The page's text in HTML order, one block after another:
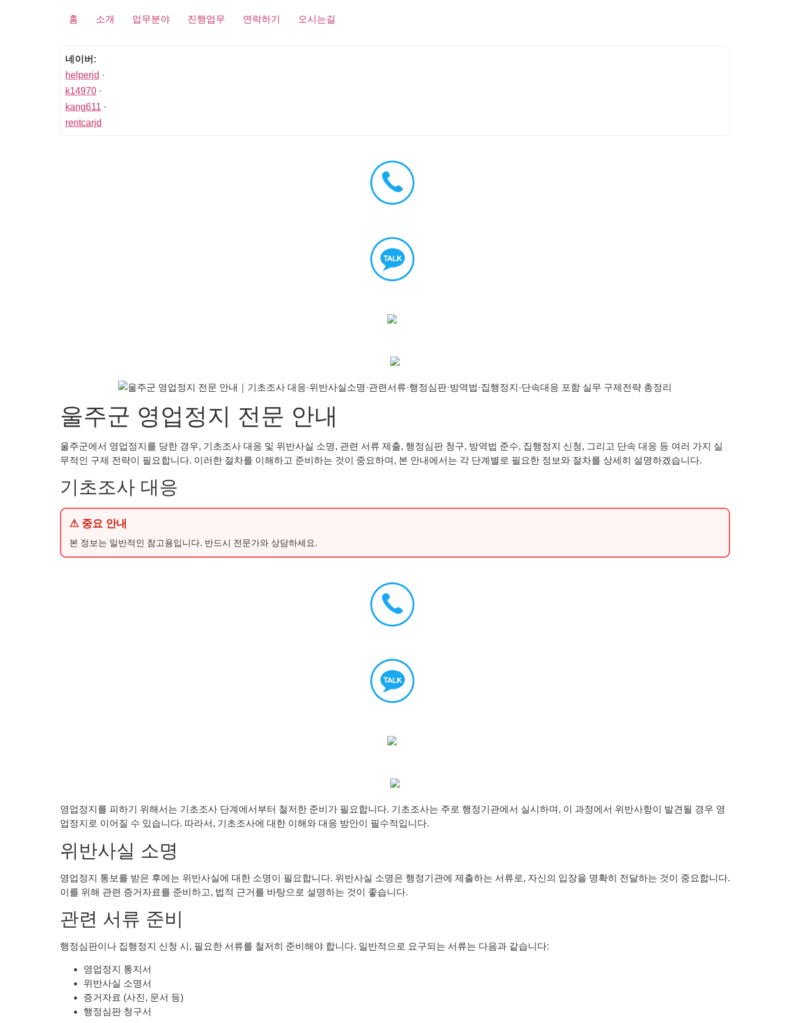
홈 소개 업무분야 진행업무 연락하기 오시는길
네이버:
helperjd ·
k14970 ·
kang611 ·
rentcarjd
울주군 영업정지 전문 안내
울주군에서 영업정지를 당한 경우, 기초조사 대응 및 위반사실 소명, 관련 서류 제출, 행정심판 청구, 방역법 준수, 집행정지 신청, 그리고 단속 대응 등 여러 가지 실
무적인 구제 전략이 필요합니다. 이러한 절차를 이해하고 준비하는 것이 중요하며, 본 안내에서는 각 단계별로 필요한 정보와 절차를 상세히 설명하겠습니다.
기초조사 대응
⚠ 중요 안내
본 정보는 일반적인 참고용입니다. 반드시 전문가와 상담하세요.
영업정지를 피하기 위해서는 기초조사 단계에서부터 철저한 준비가 필요합니다. 기초조사는 주로 행정기관에서 실시하며, 이 과정에서 위반사항이 발견될 경우 영
업정지로 이어질 수 있습니다. 따라서, 기초조사에 대한 이해와 대응 방안이 필수적입니다.
위반사실 소명
영업정지 통보를 받은 후에는 위반사실에 대한 소명이 필요합니다. 위반사실 소명은 행정기관에 제출하는 서류로, 자신의 입장을 명확히 전달하는 것이 중요합니다.
이를 위해 관련 증거자료를 준비하고, 법적 근거를 바탕으로 설명하는 것이 좋습니다.
관련 서류 준비
행정심판이나 집행정지 신청 시, 필요한 서류를 철저히 준비해야 합니다. 일반적으로 요구되는 서류는 다음과 같습니다:
영업정지 통지서
위반사실 소명서
증거자료 (사진, 문서 등)
행정심판 청구서